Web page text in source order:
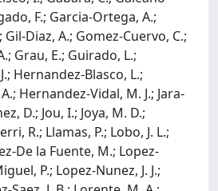
F.; Garcia-Ortega, A.;
Diaz, A.; Gomez-Cuervo, C.;
Grau, E.; Guirado, L.;
Hernandez-Blasco, L.;
Hernandez-Vidal, M. J.; Jara-
D.; Jou, I.; Joya, M. D.;
R.; Llamas, P.; Lobo, J. L.;
De la Fuente, M.; Lopez-
P.; Lopez-Nunez, J. J.;